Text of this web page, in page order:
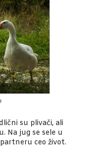
su plivači, ali
Na jug se sele u
ceo život.